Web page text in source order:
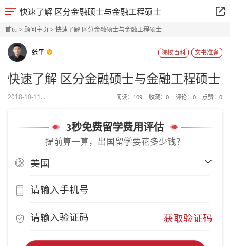
快速了解 区分金融硕士与金融工程硕士
首页> 顾问主页> 快速了解 区分金融硕士与金融工程硕士
张平 文书准备
院校百科
快速了解 区分金融硕士与金融工程硕士
2018-10-11... 阅读： 109 收藏： 0 评论： 0 点赞： 0
3秒免费留学费用评估
提前算一算，出国留学要花多少钱？
获取验证码